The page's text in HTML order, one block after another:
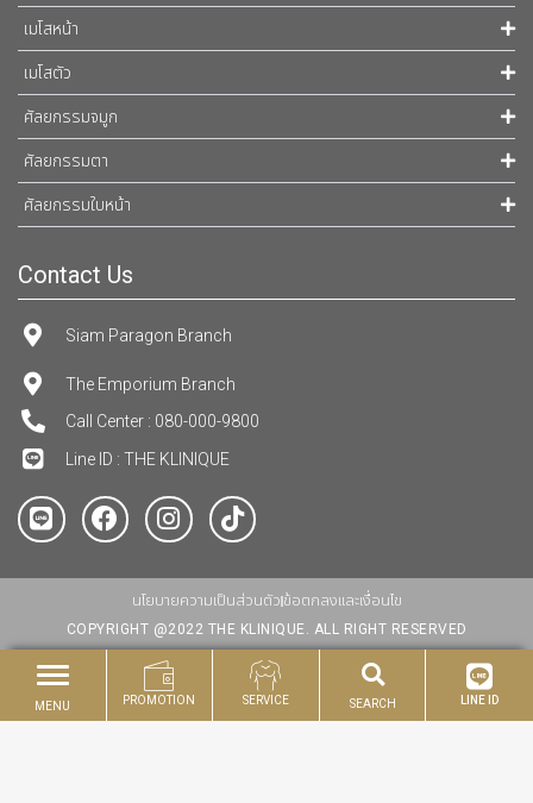
เมโสหน้า
เมโสตัว
ศัลยกรรมจมูก
ศัลยกรรมตา
ศัลยกรรมใบหน้า
Contact Us
Siam Paragon Branch
The Emporium Branch
Call Center : 080-000-9800
Line ID : THE KLINIQUE
นโยบายความเป็นส่วนตัวข้อตกลงและเงื่อนไข
COPYRIGHT @2022 THE KLINIQUE. ALL RIGHT RESERVED
MENU PROMOTION SERVICE SEARCH LINE ID